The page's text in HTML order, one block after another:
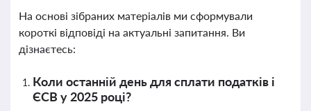
На основі зібраних матеріалів ми сформували
короткі відповіді на актуальні запитання. Ви
дізнаєтесь:
Коли останній день для сплати податків і
ЄСВ у 2025 році?